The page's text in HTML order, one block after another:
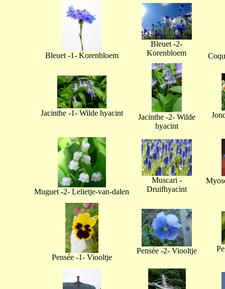
Bleuet -1- Korenbloem
Bleuet -2-
Korenbloem
Jacinthe -1- Wilde hyacint
Jacinthe -2- Wilde
hyacint
Muguet -2- Lelietje-van-dalen
Muscari -
Druifhyacint
Pensée -1- Viooltje
Pensée -2- Viooltje